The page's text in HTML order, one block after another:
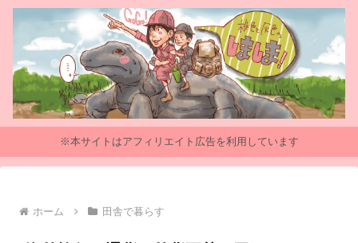
※本サイトはアフィリエイト広告を利用しています
ホーム 田舎で暮らす